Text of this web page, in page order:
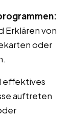
Erklären von
oder
effektives
auftreten